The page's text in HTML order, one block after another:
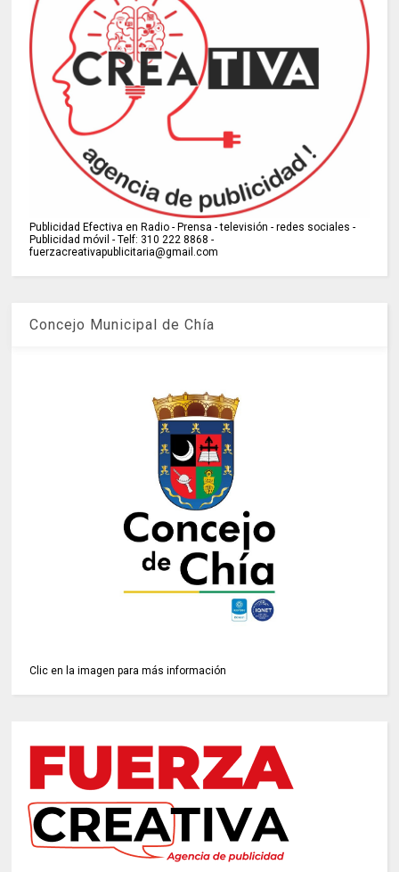
Publicidad Efectiva en Radio - Prensa - televisión - redes sociales -
Publicidad móvil - Telf: 310 222 8868 -
fuerzacreativapublicitaria@gmail.com
Concejo Municipal de Chía
Clic en la imagen para más información